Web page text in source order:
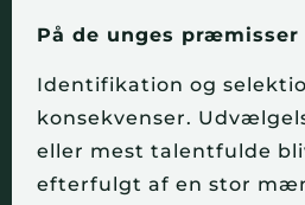
På de unges præmisser
Identifikation og
konsekvenser.
eller mest talentfulde
efterfulgt af en stor